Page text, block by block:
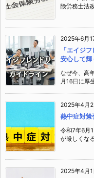
険労務士法
2025年6月
「エイジ
安心して輝
なぜ今、高
月16日に厚
2025年4月
熱中症対
令和7年6月
が厳しくな
2025年4月1